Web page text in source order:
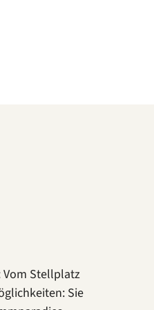
Vom Stellplatz
Sie